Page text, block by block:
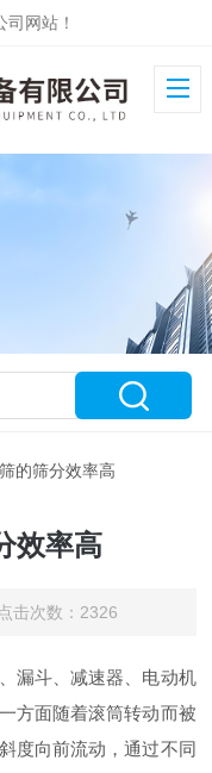
网站！
的筛分效率高
效率高
次数：2326
漏斗、减速器、电动机
方面随着滚筒转动而被
度向前流动，通过不同